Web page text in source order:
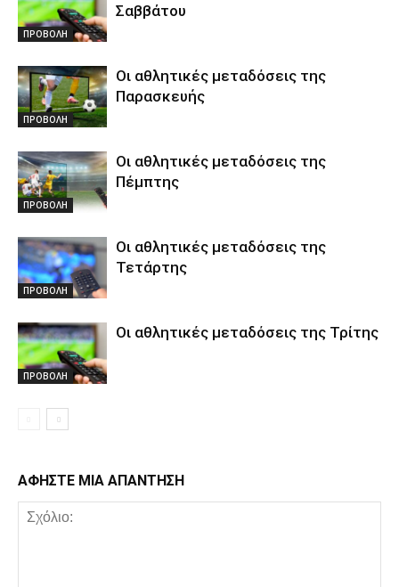
ΠΡΟΒΟΛΗ
Σαββάτου
ΠΡΟΒΟΛΗ
Οι αθλητικές μεταδόσεις της
Παρασκευής
ΠΡΟΒΟΛΗ
Οι αθλητικές μεταδόσεις της
Πέμπτης
ΠΡΟΒΟΛΗ
Οι αθλητικές μεταδόσεις της
Τετάρτης
ΠΡΟΒΟΛΗ
Οι αθλητικές μεταδόσεις της Τρίτης
ΑΦΗΣΤΕ ΜΙΑ ΑΠΑΝΤΗΣΗ